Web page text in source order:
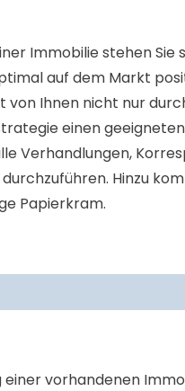
Immobilie stehen Sie
auf dem Markt
von Ihnen nicht nur
einen
Verhandlungen,
Hinzu
Papierkram.
einer vorhandenen